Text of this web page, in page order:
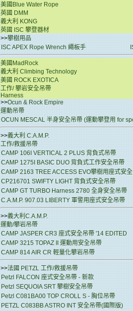
美國Blue Water Rope
英國 DMM
義大利 KONG
英國 ISC 攀登器材
>>攀樹用品
ISC APEX Rope Wrench 繩板手
美國MadRock
義大利 Climbing Technology
美國 ROCK EXOTICA
工作/ 攀岩安全吊帶
Harness
>>Ocun & Rock Empire
運動吊帶
OCUN MESCAL 半身安全吊帶 (運動攀登用 for
>>義大利 C.A.M.P.
工作/救援吊帶
CAMP 106I VERTICAL 2 PLUS 背負式吊帶
CAMP 1275I BASIC DUO 背負式工作安全吊帶
CAMP 2163 TREE ACCESS EVO攀樹用座式安
CP216701 SWIFTY LIGHT 背負式安全吊帶
CAMP GT TURBO Harness 2780 全身安全吊帶
C.A.M.P. 907.03 LIBERTY 軍警用座式安全吊帶
>>義大利C.A.M.P.
運動/攀岩吊帶
CAMP JASPER CR3 座式安全吊帶 '14 EDITED
CAMP 3215 TOPAZ II 運動用安全吊帶
CAMP 814 AIR CR 輕量化攀岩吊帶
>>法國 PETZL 工作/救援吊帶
Petzl FALCON 座式安全吊帶 - 新款
Petzl SEQUOIA SRT 攀樹安全吊帶
Petzl C081BA00 TOP CROLL S - 胸位吊帶
PETZL C083BB ASTRO INT 安全吊帶(國際版)